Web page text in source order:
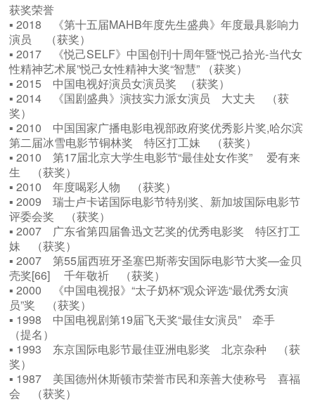
获奖荣誉
▪ 2018 《第十五届MAHB年度先生盛典》年度最具影响力
演员 （获奖）
▪ 2017 《悦己SELF》中国创刊十周年暨“悦己拾光-当代女
性精神艺术展”悦己女性精神大奖“智慧” （获奖）
▪ 2015 中国电视好演员女演员奖 （获奖）
▪ 2014 《国剧盛典》演技实力派女演员 大丈夫 （获
奖）
▪ 2010 中国国家广播电影电视部政府奖优秀影片奖,哈尔滨
第二届冰雪电影节铜林奖 特区打工妹 （获奖）
▪ 2010 第17届北京大学生电影节“最佳处女作奖” 爱有来
生 （获奖）
▪ 2010 年度喝彩人物 （获奖）
▪ 2009 瑞士卢卡诺国际电影节特别奖、新加坡国际电影节
评委会奖 （获奖）
▪ 2007 广东省第四届鲁迅文艺奖的优秀电影奖 特区打工
妹 （获奖）
▪ 2007 第55届西班牙圣塞巴斯蒂安国际电影节大奖—金贝
壳奖[66] 千年敬祈 （获奖）
▪ 2000 《中国电视报》“太子奶杯”观众评选“最优秀女演
员”奖 （获奖）
▪ 1998 中国电视剧第19届飞天奖“最佳女演员” 牵手
（提名）
▪ 1993 东京国际电影节最佳亚洲电影奖 北京杂种 （获
奖）
▪ 1987 美国德州休斯顿市荣誉市民和亲善大使称号 喜福
会 （获奖）